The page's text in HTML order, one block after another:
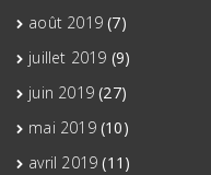
août 2019 (7)
juillet 2019 (9)
juin 2019 (27)
mai 2019(10)
avril 2019 (11)